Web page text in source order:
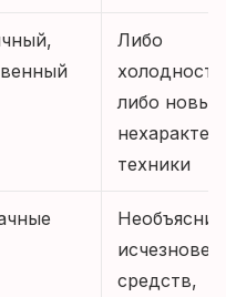
Либо
либо новые
техники
средств,